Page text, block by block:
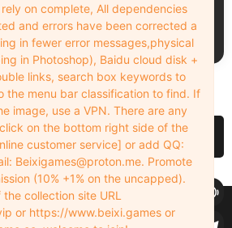
Lizhen2025
1天前
请先登录
beixi.vip - All Rights Freedom！
以去支持一下原创作者（我们绝对支持），当然
on complete, All dependencies
and errors have been corrected a
in fewer error messages,physical
in Photoshop), Baidu cloud disk +
links, search box keywords to
the menu bar classification to find. If
image, use a VPN. There are any
on the bottom right side of the
customer service] or add QQ:
Beixigames@proton.me. Promote
(10% +1% on the uncapped).
collection site URL
or https://www.beixi.games or